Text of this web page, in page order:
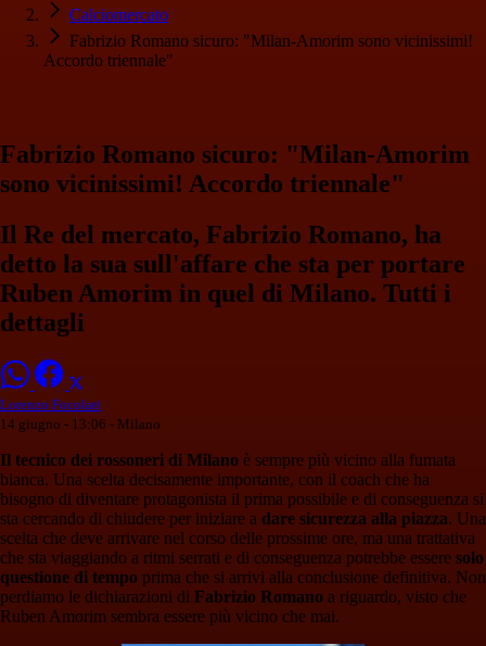
Calciomercato
Fabrizio Romano sicuro: "Milan-Amorim sono vicinissimi!
Accordo triennale"
Fabrizio Romano sicuro: "Milan-Amorim
sono vicinissimi! Accordo triennale"
Il Re del mercato, Fabrizio Romano, ha
detto la sua sull'affare che sta per portare
Ruben Amorim in quel di Milano. Tutti i
dettagli
Lorenzo Focolari
14 giugno - 13:06 - Milano
Il tecnico dei rossoneri di Milano è sempre più vicino alla fumata
bianca. Una scelta decisamente importante, con il coach che ha
bisogno di diventare protagonista il prima possibile e di conseguenza si
sta cercando di chiudere per iniziare a dare sicurezza alla piazza. Una
scelta che deve arrivare nel corso delle prossime ore, ma una trattativa
che sta viaggiando a ritmi serrati e di conseguenza potrebbe essere solo
questione di tempo prima che si arrivi alla conclusione definitiva. Non
perdiamo le dichiarazioni di Fabrizio Romano a riguardo, visto che
Ruben Amorim sembra essere più vicino che mai.